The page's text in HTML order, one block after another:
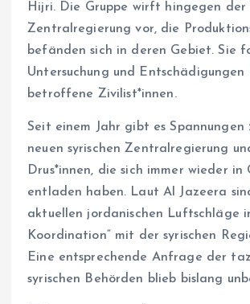
Hijri. Die Gruppe wirft hingegen der
Zentralregierung vor, die
befänden sich in deren Gebiet. Sie
Untersuchung und Entschädigungen
betroffene Zivilist*innen.
Seit einem Jahr gibt es Spannungen
neuen syrischen Zentralregierung
Drus*innen, die sich immer wieder in
entladen haben. Laut Al Jazeera
aktuellen jordanischen Luftschläge
Koordination“ mit der syrischen
Eine entsprechende Anfrage der
syrischen Behörden blieb bislang